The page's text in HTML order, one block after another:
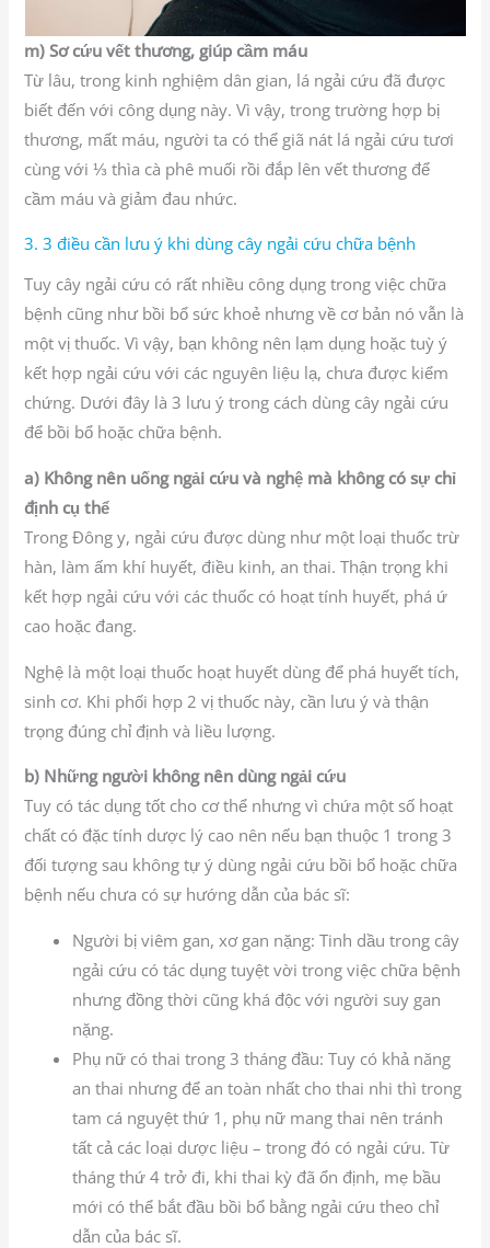
m) Sơ cứu vết thương, giúp cầm máu
Từ lâu, trong kinh nghiệm dân gian, lá ngải cứu đã được
biết đến với công dụng này. Vì vậy, trong trường hợp bị
thương, mất máu, người ta có thể giã nát lá ngải cứu tươi
cùng với ⅓ thìa cà phê muối rồi đắp lên vết thương để
cầm máu và giảm đau nhức.
3. 3 điều cần lưu ý khi dùng cây ngải cứu chữa bệnh
Tuy cây ngải cứu có rất nhiều công dụng trong việc chữa
bệnh cũng như bồi bổ sức khoẻ nhưng về cơ bản nó vẫn là
một vị thuốc. Vì vậy, bạn không nên lạm dụng hoặc tuỳ ý
kết hợp ngải cứu với các nguyên liệu lạ, chưa được kiểm
chứng. Dưới đây là 3 lưu ý trong cách dùng cây ngải cứu
để bồi bổ hoặc chữa bệnh.
a) Không nên uống ngải cứu và nghệ mà không có sự chỉ
định cụ thể
Trong Đông y, ngải cứu được dùng như một loại thuốc trừ
hàn, làm ấm khí huyết, điều kinh, an thai. Thận trọng khi
kết hợp ngải cứu với các thuốc có hoạt tính huyết, phá ứ
cao hoặc đang.
Nghệ là một loại thuốc hoạt huyết dùng để phá huyết tích,
sinh cơ. Khi phối hợp 2 vị thuốc này, cần lưu ý và thận
trọng đúng chỉ định và liều lượng.
b) Những người không nên dùng ngải cứu
Tuy có tác dụng tốt cho cơ thể nhưng vì chứa một số hoạt
chất có đặc tính dược lý cao nên nếu bạn thuộc 1 trong 3
đối tượng sau không tự ý dùng ngải cứu bồi bổ hoặc chữa
bệnh nếu chưa có sự hướng dẫn của bác sĩ:
Người bị viêm gan, xơ gan nặng: Tinh dầu trong cây
ngải cứu có tác dụng tuyệt vời trong việc chữa bệnh
nhưng đồng thời cũng khá độc với người suy gan
nặng.
Phụ nữ có thai trong 3 tháng đầu: Tuy có khả năng
an thai nhưng để an toàn nhất cho thai nhi thì trong
tam cá nguyệt thứ 1, phụ nữ mang thai nên tránh
tất cả các loại dược liệu – trong đó có ngải cứu. Từ
tháng thứ 4 trở đi, khi thai kỳ đã ổn định, mẹ bầu
mới có thể bắt đầu bồi bổ bằng ngải cứu theo chỉ
dẫn của bác sĩ.